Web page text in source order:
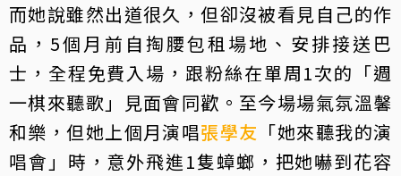
而她說雖然出道很久，但卻沒被看見自己的作
品，5個月前自掏腰包租場地、安排接送巴
士，全程免費入場，跟粉絲在單周1次的「週
一棋來聽歌」見面會同歡。至今場場氣氛溫馨
和樂，但她上個月演唱張學友 「她來聽我的演
唱會」時，意外飛進1隻蟑螂，把她嚇到花容